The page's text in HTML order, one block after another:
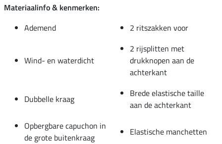
Materiaalinfo & kenmerken:
Ademend
2 ritszakken voor
Wind- en waterdicht
2 rijsplitten met
drukknopen aan de
achterkant
Dubbelle kraag
Brede elastische taille
aan de achterkant
Opbergbare capuchon in
de grote buitenkraag
Elastische manchetten